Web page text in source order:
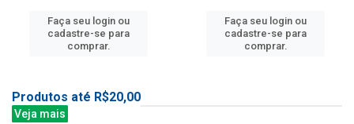
Faça seu login ou
cadastre-se para
comprar.
Faça seu login ou
cadastre-se para
comprar.
Produtos até R$20,00
Veja mais